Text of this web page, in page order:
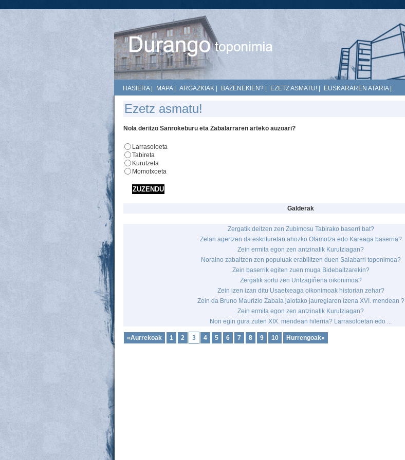
HASIERA| MAPA| ARGAZKIAK BAZENEKIEN? EZETZ ASMATU! EUSKARAREN ATARIA|
Ezetz asmatu!
Nola deritzo Sanrokeburu eta Zabalarraren arteko auzoari?
Larrasoloeta
Tabireta
Kurutzeta
Momotxoeta
Galderak
Zergatik deitzen zen Zubimosu Tabirako baserri bat?
Zelan agertzen da eskrituretan ahozko Otamotza edo Kareaga baserria?
Zein ermita egon zen antzinatik Kurutziagan?
Noraino zabaltzen zen populuak erabilitzen duen Salabarri toponimoa?
Zein baserrik egiten zuen muga Bidebaltzarekin?
Zergatik sortu zen Untzagiñena oikonimoa?
Zein izen izan ditu Usaetxeaga oikonimoak historian zehar?
Zein da Bruno Maurizio Zabala jaiotako jauregiaren izena XVI. mendean ?
Zein ermita egon zen antzinatik Kurutziagan?
Non egin gura zuten XIX. mendean hilerria? Larrasoloetan edo ...
«Aurrekoak 1 2 3 4 5 6 7 8 9 10 Hurrengoak»